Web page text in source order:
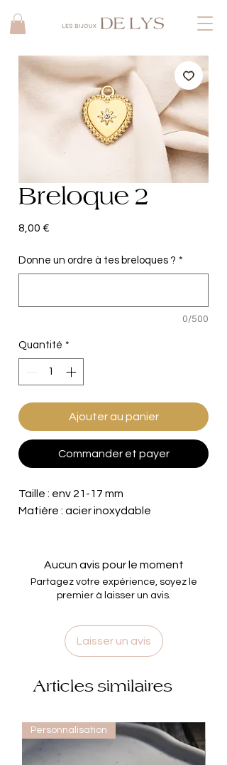
Breloque 2
8,00 €
Donne un ordre à tes breloques ? *
0/500
Quantité *
Ajouter au panier
Commander et payer
Taille : env 21-17 mm
Matière : acier inoxydable
Aucun avis pour le moment
Partagez votre expérience, soyez le
premier à laisser un avis.
Laisser un avis
Articles similaires
Personnalisation